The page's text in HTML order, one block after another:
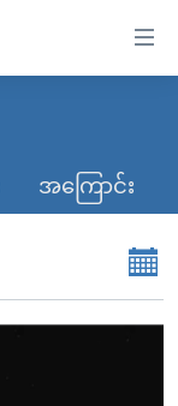
အကြောင်း